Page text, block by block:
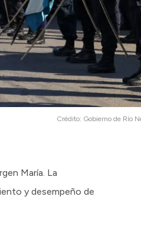
Crédito: Gobierno de Río
María. La
y desempeño de